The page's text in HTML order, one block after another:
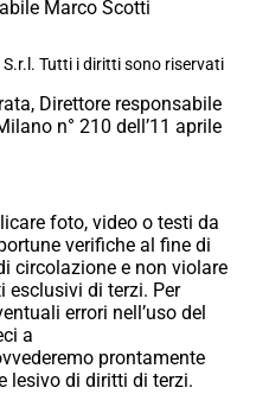
Marco Scotti
Tutti i diritti sono riservati
Direttore responsabile
n° 210 dell’11 aprile
foto, video o testi da
verifiche al fine di
circolazione e non violare
di terzi. Per
errori nell’uso del
a
prontamente
lesivo di diritti di terzi.